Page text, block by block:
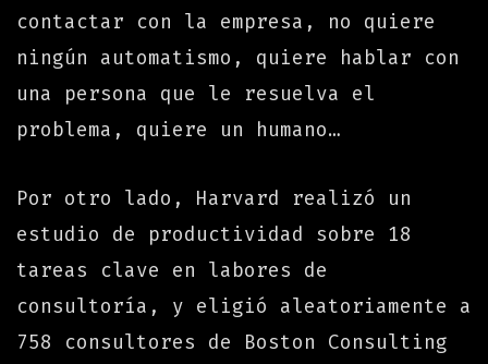
contactar con la empresa, no quiere
ningún automatismo, quiere hablar con
una persona que le resuelva el
problema, quiere un humano…
Por otro lado, Harvard realizó un
estudio de productividad sobre 18
tareas clave en labores de
consultoría, y eligió aleatoriamente a
758 consultores de Boston Consulting